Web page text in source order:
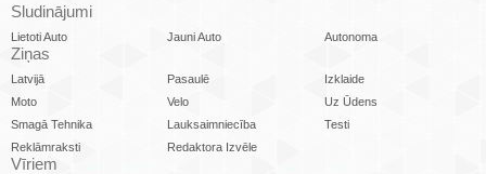
Sludinājumi
Lietoti Auto Jauni Auto Autonoma
Ziņas
Latvijā Pasaulē
Izklaide
Moto
Velo
Uz Ūdens
Smagā Tehnika
Lauksaimniecība
Testi
Reklāmraksti
Redaktora Izvēle
Vīriem